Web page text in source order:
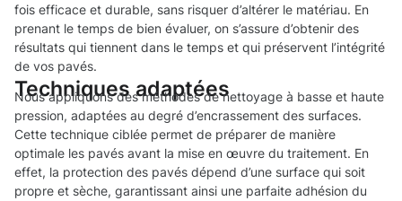
fois efficace et durable, sans risquer d’altérer le matériau. En
prenant le temps de bien évaluer, on s’assure d’obtenir des
résultats qui tiennent dans le temps et qui préservent l’intégrité
de vos pavés.
Techniques adaptées
Nous appliquons des méthodes de nettoyage à basse et haute
pression, adaptées au degré d’encrassement des surfaces.
Cette technique ciblée permet de préparer de manière
optimale les pavés avant la mise en œuvre du traitement. En
effet, la protection des pavés dépend d’une surface qui soit
propre et sèche, garantissant ainsi une parfaite adhésion du